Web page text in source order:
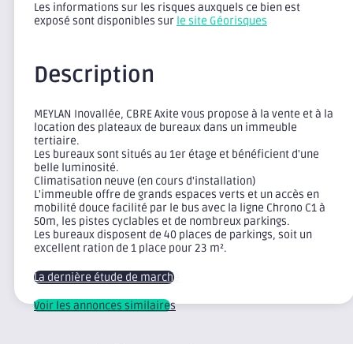
Les informations sur les risques auxquels ce bien est
exposé sont disponibles sur le site Géorisques
Description
MEYLAN Inovallée, CBRE Axite vous propose à la vente et à la
location des plateaux de bureaux dans un immeuble
tertiaire.
Les bureaux sont situés au 1er étage et bénéficient d'une
belle luminosité.
Climatisation neuve (en cours d'installation)
L'immeuble offre de grands espaces verts et un accès en
mobilité douce facilité par le bus avec la ligne Chrono C1 à
50m, les pistes cyclables et de nombreux parkings.
Les bureaux disposent de 40 places de parkings, soit un
excellent ration de 1 place pour 23 m².
La dernière étude de marché
Voir les annonces similaires